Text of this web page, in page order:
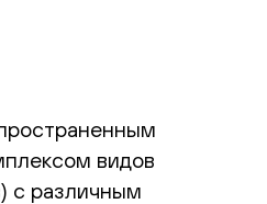
видов
с различным